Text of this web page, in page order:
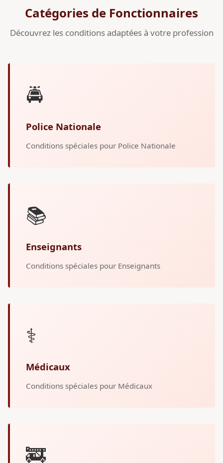
Catégories de Fonctionnaires
Découvrez les conditions adaptées à votre profession
🚔
Police Nationale
Conditions spéciales pour Police Nationale
📚
Enseignants
Conditions spéciales pour Enseignants
⚕️
Médicaux
Conditions spéciales pour Médicaux
🚒